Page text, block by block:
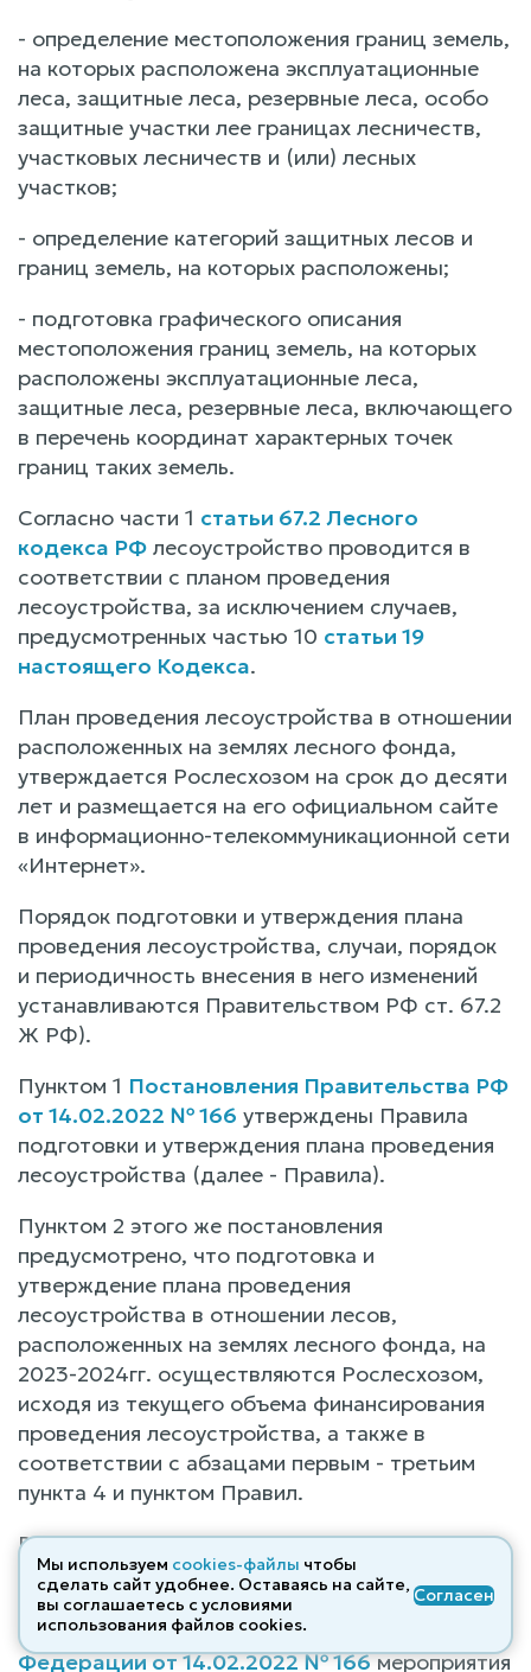
- определение местоположения границ земель,
на которых расположена эксплуатационные
леса, защитные леса, резервные леса, особо
защитные участки лее границах лесничеств,
участковых лесничеств и (или) лесных
участков;
- определение категорий защитных лесов и
границ земель, на которых расположены;
- подготовка графического описания
местоположения границ земель, на которых
расположены эксплуатационные леса,
защитные леса, резервные леса, включающего
в перечень координат характерных точек
границ таких земель.
Согласно части 1 статьи 67.2 Лесного
кодекса РФ лесоустройство проводится в
соответствии с планом проведения
лесоустройства, за исключением случаев,
предусмотренных частью 10 статьи 19
настоящего Кодекса.
План проведения лесоустройства в отношении
расположенных на землях лесного фонда,
утверждается Рослесхозом на срок до десяти
лет и размещается на его официальном сайте
в информационно-телекоммуникационной сети
«Интернет».
Порядок подготовки и утверждения плана
проведения лесоустройства, случаи, порядок
и периодичность внесения в него изменений
устанавливаются Правительством РФ ст. 67.2
Ж РФ).
Пунктом 1 Постановления Правительства РФ
от 14.02.2022 № 166 утверждены Правила
подготовки и утверждения плана проведения
лесоустройства (далее - Правила).
Пунктом 2 этого же постановления
предусмотрено, что подготовка и
утверждение плана проведения
лесоустройства в отношении лесов,
расположенных на землях лесного фонда, на
2023-2024гг. осуществляются Рослесхозом,
исходя из текущего объема финансирования
проведения лесоустройства, а также в
соответствии с абзацами первым - третьим
пункта 4 и пунктом Правил.
В соответствии с правилами подготовки и
утверждения плана проведения
лесоустройства, утвержденного
Постановлением Правительства Российской
Федерации от 14.02.2022 № 166мероприятия
Мы используем cookies-файлы чтобы
сделать сайт удобнее. Оставаясь на сайте,
вы соглашаетесь с условиями
использования файлов cооkies.
Согласен